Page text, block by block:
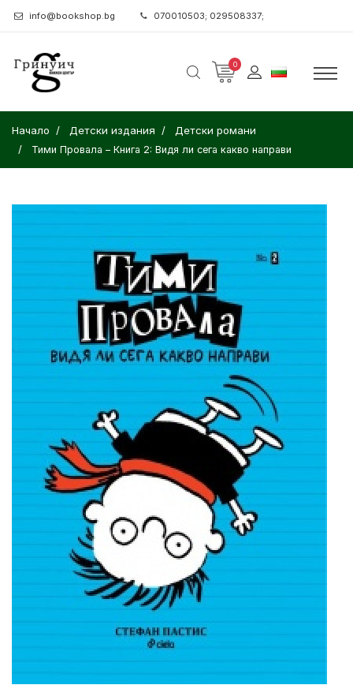
info@bookshop.bg 070010503; 029508337;
0
Начало Детски издания Детски романи
Тими Провала – Книга 2: Видя ли сега какво направи